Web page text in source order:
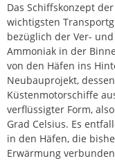
Das Schiffskonzept
wichtigsten
bezüglich der Ver-
Ammoniak in der
von den Häfen ins
Neubauprojekt,
Küstenmotorschiffe
verflüssigter Form,
Grad Celsius. Es
in den Häfen, die
Erwärmung